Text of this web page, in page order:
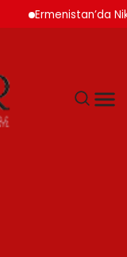
Ermenistan’da Nikol